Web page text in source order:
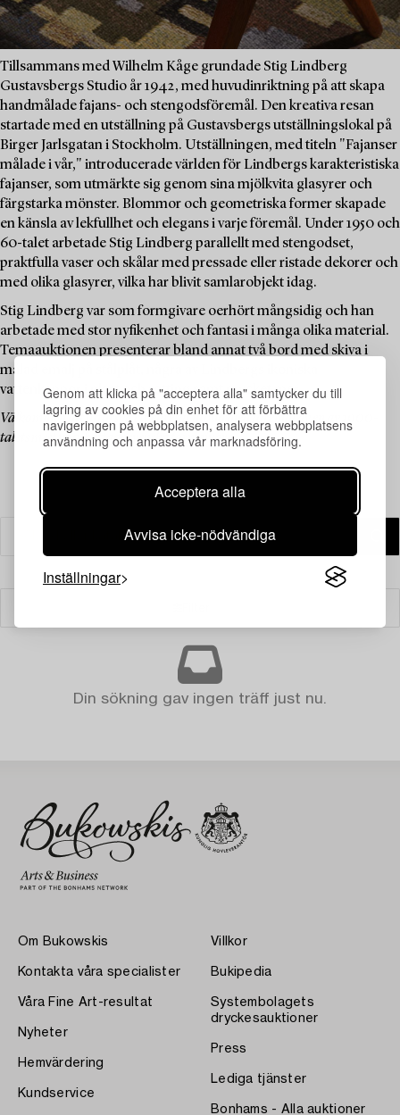
Genom att klicka på "acceptera alla" samtycker du till
lagring av cookies på din enhet för att förbättra
navigeringen på webbplatsen, analysera webbplatsens
användning och anpassa vår marknadsföring.
Acceptera alla
Avvisa icke-nödvändiga
Inställningar
Tillsammans med Wilhelm Kåge grundade Stig Lindberg
Gustavsbergs Studio år 1942, med huvudinriktning på att skapa
handmålade fajans- och stengodsföremål. Den kreativa resan
startade med en utställning på Gustavsbergs utställningslokal på
Birger Jarlsgatan i Stockholm. Utställningen, med titeln "Fajanser
målade i vår," introducerade världen för Lindbergs karakteristiska
fajanser, som utmärkte sig genom sina mjölkvita glasyrer och
färgstarka mönster. Blommor och geometriska former skapade
en känsla av lekfullhet och elegans i varje föremål. Under 1950 och
60-talet arbetade Stig Lindberg parallellt med stengodset,
praktfulla vaser och skålar med pressade eller ristade dekorer och
med olika glasyrer, vilka har blivit samlarobjekt idag.
Stig Lindberg var som formgivare oerhört mångsidig och han
arbetade med stor nyfikenhet och fantasi i många olika material.
Temaauktionen presenterar bland annat två bord med skiva i
målad emalj på stålplåt, några av Lindbergs ikoniska
vattenkannor i plast och rotting samt mycket mer.
Välkommen att utforska ett kurerat utbud med föremål av en av 1900-
talets mest uppskattade svenska formgivare.
Din sökning gav ingen träff just nu.
Om Bukowskis
Kontakta våra specialister
Våra Fine Art-resultat
Nyheter
Hemvärdering
Kundservice
Villkor
Bukipedia
Systembolagets
dryckesauktioner
Press
Lediga tjänster
Bonhams - Alla auktioner